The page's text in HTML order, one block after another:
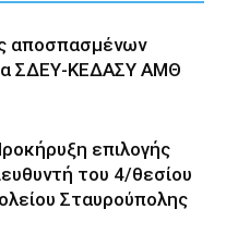
αποσπασμένων
ΣΔΕΥ-ΚΕΔΑΣΥ ΑΜΘ
επιλογής
του 4/θεσίου
Σταυρούπολης